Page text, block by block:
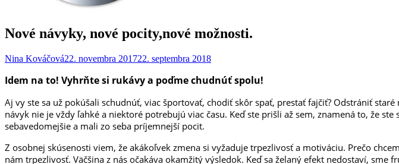
Nové návyky, nové pocity,nové možnosti.
Nina Kováčová22. novembra 201722. septembra 2018
Idem na to! Vyhrňte si rukávy a poďme chudnúť spolu!
Aj vy ste sa už pokúšali schudnúť, viac športovať, chodiť skôr spať, prestať fajčiť? Odstrániť
návyk nie je vždy ľahké a niektoré potrebujú viac času. Keď ste prišli až sem, znamená to, že
sebavedomejšie a mali zo seba príjemnejší pocit.
Z osobnej skúsenosti viem, že akákoľvek zmena si vyžaduje trpezlivosť a motiváciu. Prečo
nám trpezlivosť. Väčšina z nás očakáva okamžitý výsledok. Keď sa želaný efekt nedostaví,